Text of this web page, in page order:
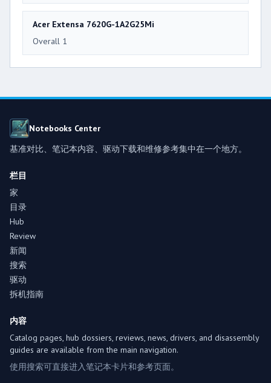
Acer Extensa 7620G-1A2G25Mi
Overall 1
Notebooks Center
基准对比、笔记本内容、驱动下载和维修参考集中在一个地方。
栏目
家
目录
Hub
Review
新闻
搜索
驱动
拆机指南
内容
Catalog pages, hub dossiers, reviews, news, drivers, and disassembly
guides are available from the main navigation.
使用搜索可直接进入笔记本卡片和参考页面。